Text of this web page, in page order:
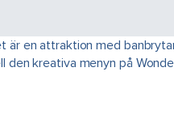
är en attraktion med
kreativa menyn på